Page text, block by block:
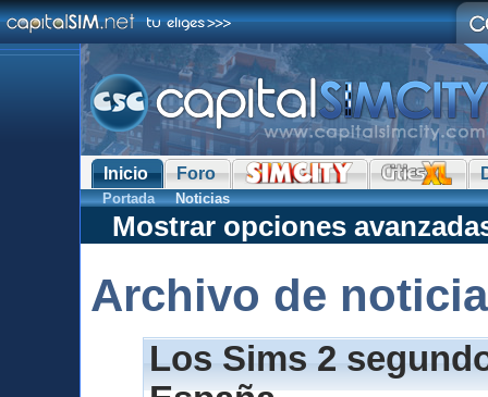
Inicio Foro
Portada Noticias
Mostrar opciones
Archivo de
Los Sims 2